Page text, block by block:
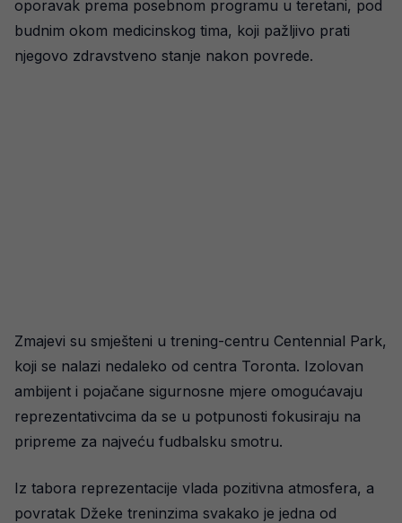
oporavak prema posebnom programu u teretani, pod
budnim okom medicinskog tima, koji pažljivo prati
njegovo zdravstveno stanje nakon povrede.
Zmajevi su smješteni u trening-centru Centennial Park,
koji se nalazi nedaleko od centra Toronta. Izolovan
ambijent i pojačane sigurnosne mjere omogućavaju
reprezentativcima da se u potpunosti fokusiraju na
pripreme za najveću fudbalsku smotru.
Iz tabora reprezentacije vlada pozitivna atmosfera, a
povratak Džeke treninzima svakako je jedna od